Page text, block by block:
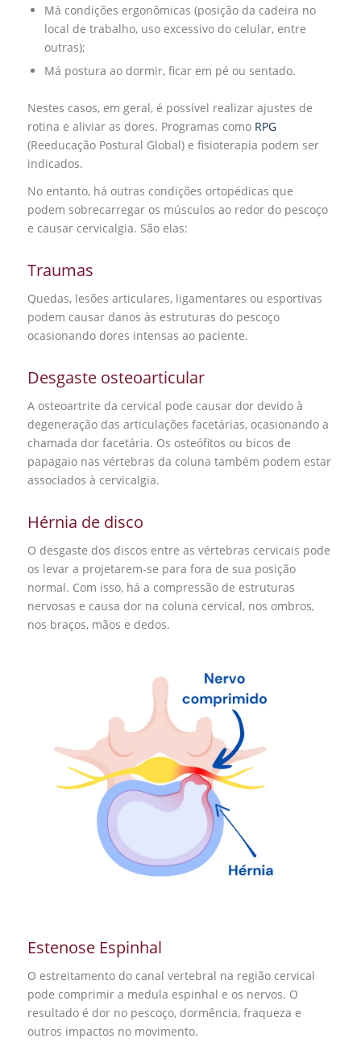
Má condições ergonômicas (posição da cadeira no
local de trabalho, uso excessivo do celular, entre
outras);
Má postura ao dormir, ficar em pé ou sentado.
Nestes casos, em geral, é possível realizar ajustes de
rotina e aliviar as dores. Programas como RPG
(Reeducação Postural Global) e fisioterapia podem ser
indicados.
No entanto, há outras condições ortopédicas que
podem sobrecarregar os músculos ao redor do pescoço
e causar cervicalgia. São elas:
Traumas
Quedas, lesões articulares, ligamentares ou esportivas
podem causar danos às estruturas do pescoço
ocasionando dores intensas ao paciente.
Desgaste osteoarticular
A osteoartrite da cervical pode causar dor devido à
degeneração das articulações facetárias, ocasionando a
chamada dor facetária. Os osteófitos ou bicos de
papagaio nas vértebras da coluna também podem estar
associados à cervicalgia.
Hérnia de disco
O desgaste dos discos entre as vértebras cervicais pode
os levar a projetarem-se para fora de sua posição
normal. Com isso, há a compressão de estruturas
nervosas e causa dor na coluna cervical, nos ombros,
nos braços, mãos e dedos.
Estenose Espinhal
O estreitamento do canal vertebral na região cervical
pode comprimir a medula espinhal e os nervos. O
resultado é dor no pescoço, dormência, fraqueza e
outros impactos no movimento.